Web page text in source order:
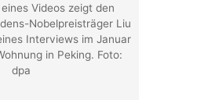
Videos zeigt den
Nobelpreisträger Liu
Interviews im Januar
in Peking. Foto:
dpa